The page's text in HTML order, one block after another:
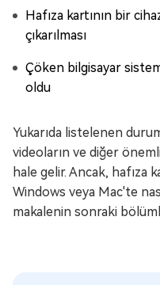
Hafıza kartının bir
çıkarılması
Çöken bilgisayar
oldu
Yukarıda listelenen
videoların ve diğer
hale gelir. Ancak, hafıza
Windows veya Mac'te
makalenin sonraki